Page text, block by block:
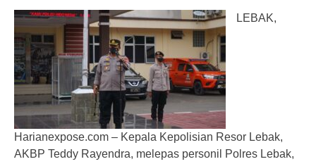
LEBAK,
Harianexpose.com – Kepala Kepolisian Resor Lebak,
AKBP Teddy Rayendra, melepas personil Polres Lebak,